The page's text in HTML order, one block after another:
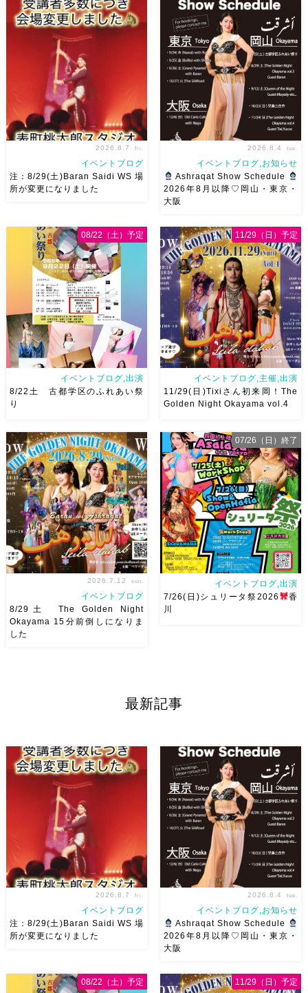
申し込み多数につき会場変更し
ました♡ 表町桃太郎スタジオ
岡山県岡山市 北区表町2丁目6-
64 4階 ショー会場から近いの
で、安心♡駅からもバスで天満
屋バスス […]
2026.8.7 fri.
イベントブログ
注：8/29(土)Baran Saidi WS 場
所が変更になりました
です♡皆様にお会いできますよ
うに
ご予約はメッセージく
ださい
お待ちしています
Ashraqat Show Schedule
岡山・8/22(土) […]
2026.8.4 tue.
イベントブログ,お知らせ
Ashraqat Show Schedule
2026年8月以降♡岡山・東京・
大阪
8/22土 古都学区のふれあい祭
りにて踊らせていただきます♡
太鼓も叩くよー！私たちは
18:40頃から出演です屋台も出
てとても楽しいお祭りになりそ
う
私たちも踊った後は祭り
を楽しみます
遊びにいら
[…]
イベントブログ,出演
8/22土 古都学区のふれあい祭
り
08/22（土）予定
2026/11/29(日)Tixiさん初来
岡！The Golden Night
Okayama vol.4 本日8/1よりお
申し込みスタートです
【
Show 】 Guest DancerTixi
[…]
イベントブログ,主催,出演
11/29(日)Tixiさん初来岡！The
Golden Night Okayama vol.4
11/29（日）予定
踊ってくれます♡ 東京から参
2026.7.12 sun.
イベントブログ
8/29土 The Golden Night
Okayama 15分前倒しになりま
した
麻ノ葉からもハフラ出演させて
[…]
イベントブログ,出演
7/26(日)シュリータ祭2026
香
川
07/26（日）終了
最新記事
申し込み多数につき会場変更し
2026.8.7 fri.
イベントブログ
注：8/29(土)Baran Saidi WS 場
所が変更になりました
です♡皆様にお会いできますよ
2026.8.4 tue.
イベントブログ,お知らせ
Ashraqat Show Schedule
2026年8月以降♡岡山・東京・
大阪
08/22（土）予定 11/29（日）予定